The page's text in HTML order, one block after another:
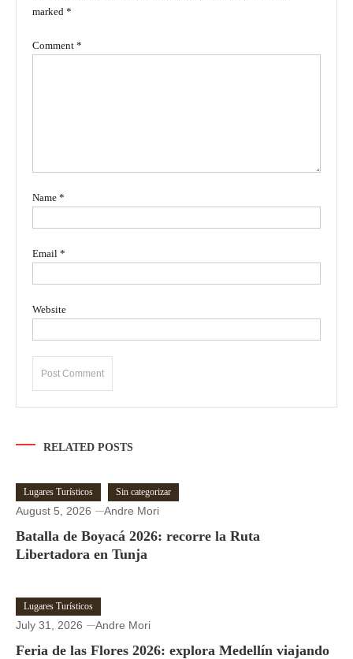
marked *
Comment *
Name *
Email *
Website
RELATED POSTS
Lugares Turísticos Sin categorizar
August 5, 2026 Andre Mori
Batalla de Boyacá 2026: recorre la Ruta
Libertadora en Tunja
Lugares Turísticos
July 31, 2026 Andre Mori
Feria de las Flores 2026: explora Medellín viajando